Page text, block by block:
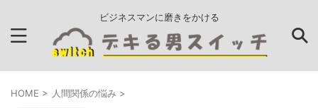
ビジネスマンに磨きをかける
HOME > 人間関係の悩み >